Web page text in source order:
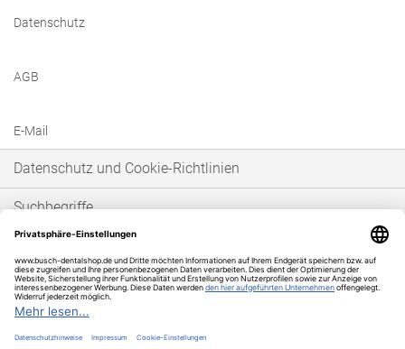
Datenschutz
AGB
E-Mail
Datenschutz und Cookie-Richtlinien
Suchbegriffe
Bestellungen und Rücksendungen